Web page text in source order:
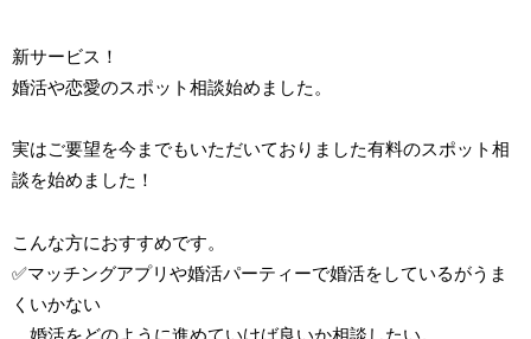
新サービス！
婚活や恋愛のスポット相談始めました。
実はご要望を今までもいただいておりました有料のスポット相
談を始めました！
こんな方におすすめです。
✅マッチングアプリや婚活パーティーで婚活をしているがうま
くいかない
婚活をどのように進めていけば良いか相談したい。